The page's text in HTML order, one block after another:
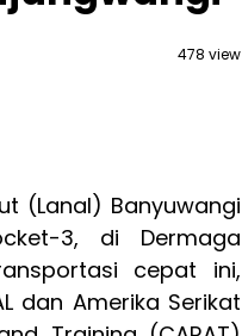
478 view
(Lanal) Banyuwangi
3, di Dermaga
cepat ini,
dan Amerika Serikat